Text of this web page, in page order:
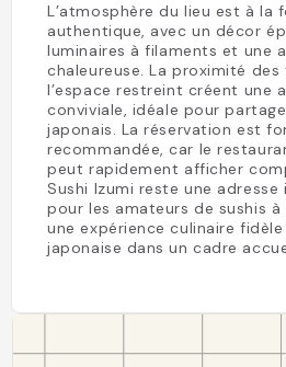
L’atmosphère du lieu est à la
authentique, avec un décor
luminaires à filaments et une
chaleureuse. La proximité
l’espace restreint créent une
conviviale, idéale pour
japonais. La réservation est
recommandée, car le
peut rapidement afficher
Sushi Izumi reste une
pour les amateurs de sushis à
une expérience culinaire
japonaise dans un cadre